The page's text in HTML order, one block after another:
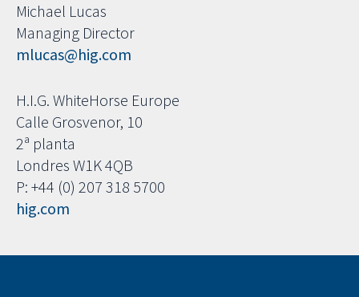
Michael Lucas
Managing Director
mlucas@hig.com
H.I.G. WhiteHorse Europe
Calle Grosvenor, 10
2ª planta
Londres W1K 4QB
P: +44 (0) 207 318 5700
hig.com